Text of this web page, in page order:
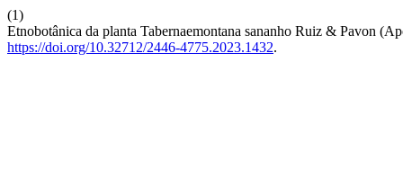
(1)
Etnobotânica da planta Tabernaemontana sananho Ruiz & Pavon
https://doi.org/10.32712/2446-4775.2023.1432.